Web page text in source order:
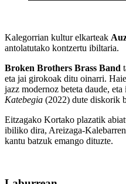
Kalegorrian kultur elkarteak
antolatutako kontzertu ibiltaria.
Broken Brothers Brass Band
eta jai girokoak ditu oinarri.
jazz modernoz beteta daude,
Katebegia (2022) dute diskorik
Eitzagako Kortako plazatik
ibiliko dira, Areizaga-
kantu batzuk emango dituzte.